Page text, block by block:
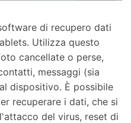
di recupero dati
Utilizza questo
cancellate o perse,
messaggi (sia
dispositivo. È possibile
recuperare i dati, che si
del virus, reset di